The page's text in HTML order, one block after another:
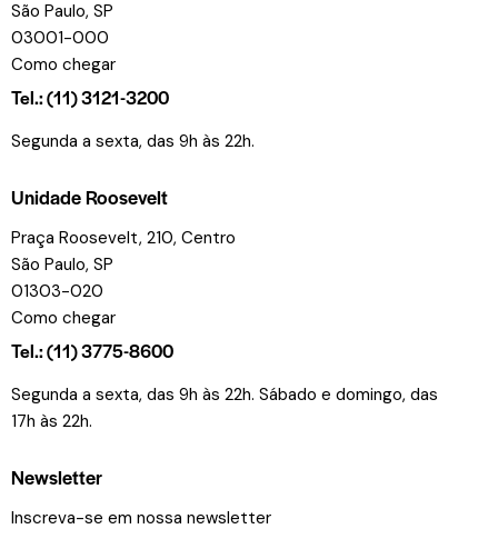
São Paulo, SP
03001-000
Como chegar
Tel.: (11) 3121-3200
Segunda a sexta, das 9h às 22h.
Unidade Roosevelt
Praça Roosevelt, 210, Centro
São Paulo, SP
01303-020
Como chegar
Tel.: (11) 3775-8600
Segunda a sexta, das 9h às 22h. Sábado e domingo, das
17h às 22h.
Newsletter
Inscreva-se em nossa newsletter